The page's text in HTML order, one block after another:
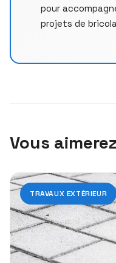
pour
projets de
Vous
TRAVAUX EXTÉRIEUR